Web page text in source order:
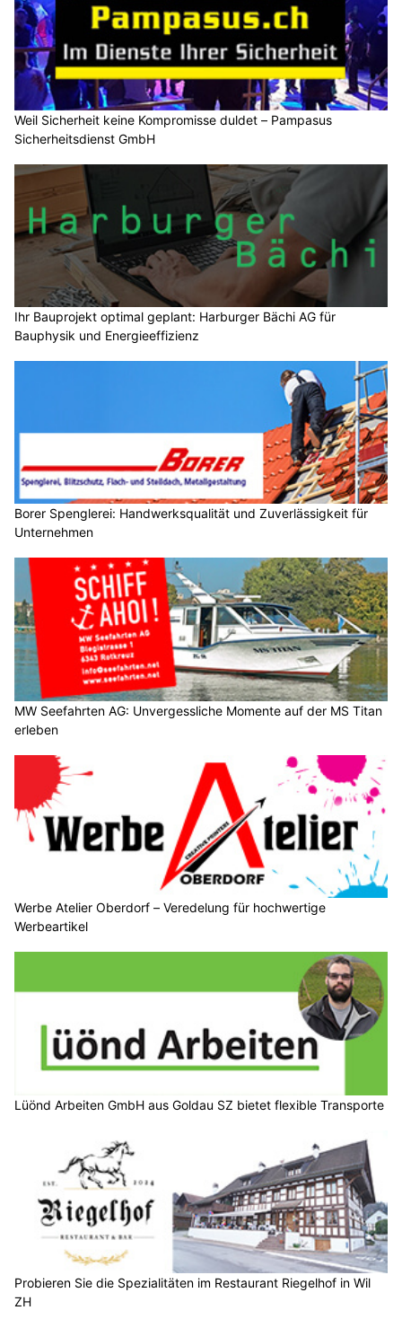
Weil Sicherheit keine Kompromisse duldet – Pampasus
Sicherheitsdienst GmbH
Ihr Bauprojekt optimal geplant: Harburger Bächi AG für
Bauphysik und Energieeffizienz
Borer Spenglerei: Handwerksqualität und Zuverlässigkeit für
Unternehmen
MW Seefahrten AG: Unvergessliche Momente auf der MS Titan
erleben
Werbe Atelier Oberdorf – Veredelung für hochwertige
Werbeartikel
Lüönd Arbeiten GmbH aus Goldau SZ bietet flexible Transporte
Probieren Sie die Spezialitäten im Restaurant Riegelhof in Wil
ZH